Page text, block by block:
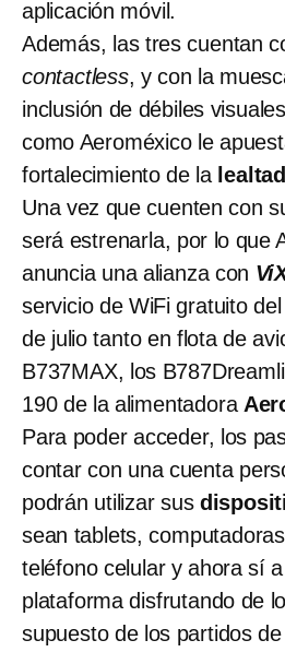
aplicación móvil.
Además, las tres cuentan
contactless, y con la
inclusión de débiles
como Aeroméxico le
fortalecimiento de la
Una vez que cuenten con
será estrenarla, por lo que
anuncia una alianza con
servicio de WiFi gratuito
de julio tanto en flota de
B737MAX, los
190 de la alimentadora
Para poder acceder, los
contar con una cuenta
podrán utilizar sus
sean tablets,
teléfono celular y ahora sí
plataforma disfrutando de
supuesto de los partidos